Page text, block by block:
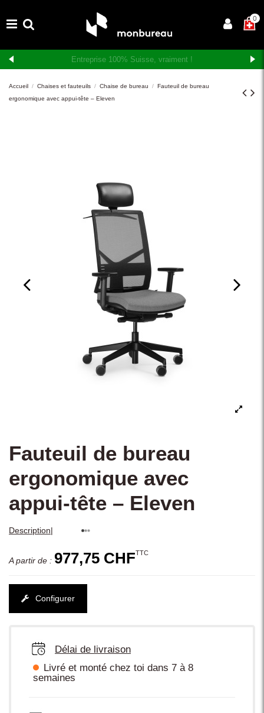
×0
Livraison et montage gratuits en Suisse romande
Accueil Chaises et fauteuils Chaise de bureau
Fauteuil de bureau
ergonomique avec appui-tête – Eleven
Fauteuil de bureau
ergonomique avec
appui-tête – Eleven
Description|
A partir de : 977,75 CHFTTC
Configurer
Délai de livraison
Livré et monté chez toi dans 7 à 8
semaines